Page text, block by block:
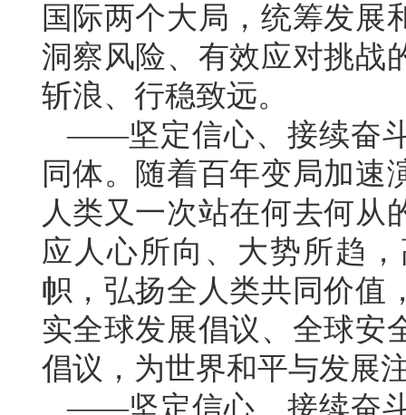
国际两个大局，统筹发展
洞察风险、有效应对挑战
斩浪、行稳致远。
——坚定信心、接续奋
同体。随着百年变局加速
人类又一次站在何去何从
应人心所向、大势所趋
帜，弘扬全人类共同价值
实全球发展倡议、全球安
倡议，为世界和平与发展
——坚定信心、接续奋